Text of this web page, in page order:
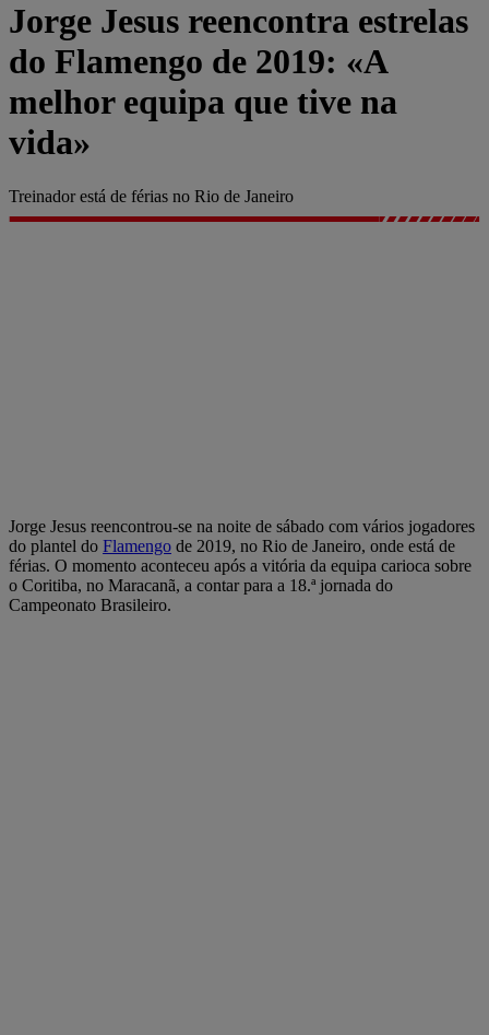
Jorge Jesus reencontra estrelas
do Flamengo de 2019: «A
melhor equipa que tive na
vida»
Treinador está de férias no Rio de Janeiro
Jorge Jesus reencontrou-se na noite de sábado com vários jogadores
do plantel do Flamengo de 2019, no Rio de Janeiro, onde está de
férias. O momento aconteceu após a vitória da equipa carioca sobre
o Coritiba, no Maracanã, a contar para a 18.ª jornada do
Campeonato Brasileiro.